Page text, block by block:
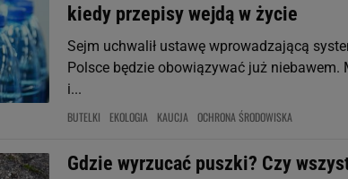
kiedy przepisy wejdą w życie
Sejm uchwalił ustawę wprowadzającą
Polsce będzie obowiązywać już
i...
BUTELKI EKOLOGIA KAUCJA OCHRONA ŚRODOWISKA
Gdzie wyrzucać puszki? Czy